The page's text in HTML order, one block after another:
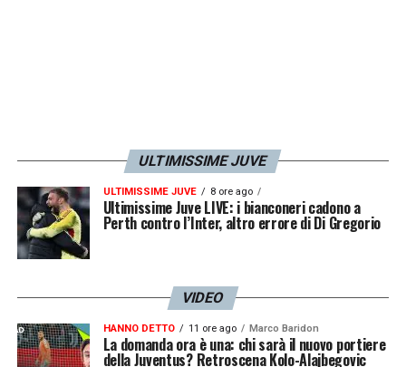
ULTIMISSIME JUVE
ULTIMISSIME JUVE 8 ore ago
Ultimissime Juve LIVE: i bianconeri cadono a
Perth contro l’Inter, altro errore di Di Gregorio
VIDEO
HANNO DETTO 11 ore ago Marco Baridon
La domanda ora è una: chi sarà il nuovo portiere
della Juventus? Retroscena Kolo-Alajbegovic